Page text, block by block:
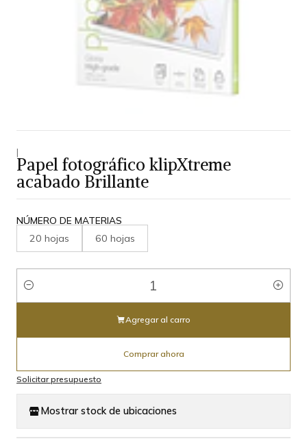
|
Papel fotográfico klipXtreme
acabado Brillante
NÚMERO DE MATERIAS
20 hojas 60 hojas
Cantidad
Agregar al carro
Comprar ahora
Solicitar presupuesto
Mostrar stock de ubicaciones